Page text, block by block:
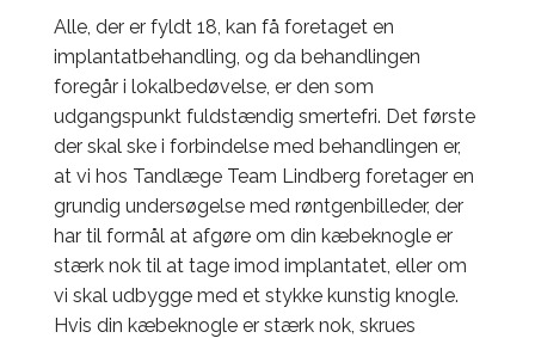
Alle, der er fyldt 18, kan få foretaget en
implantatbehandling, og da behandlingen
foregår i lokalbedøvelse, er den som
udgangspunkt fuldstændig smertefri. Det første
der skal ske i forbindelse med behandlingen er,
at vi hos Tandlæge Team Lindberg foretager en
grundig undersøgelse med røntgenbilleder, der
har til formål at afgøre om din kæbeknogle er
stærk nok til at tage imod implantatet, eller om
vi skal udbygge med et stykke kunstig knogle.
Hvis din kæbeknogle er stærk nok, skrues